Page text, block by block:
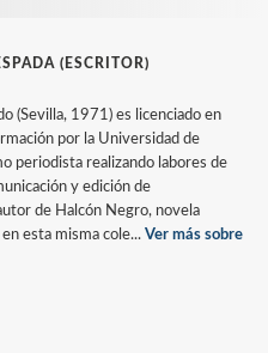
(ESCRITOR)
(Sevilla, 1971) es licenciado en
por la Universidad de
periodista realizando labores de
y edición de
de Halcón Negro, novela
esta misma cole... Ver más sobre